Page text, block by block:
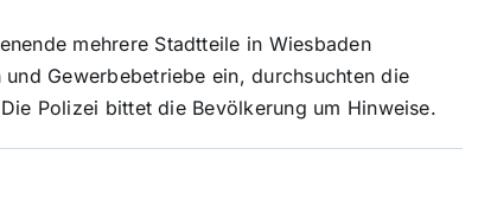
mehrere Stadtteile in Wiesbaden
Gewerbebetriebe ein, durchsuchten die
Polizei bittet die Bevölkerung um Hinweise.